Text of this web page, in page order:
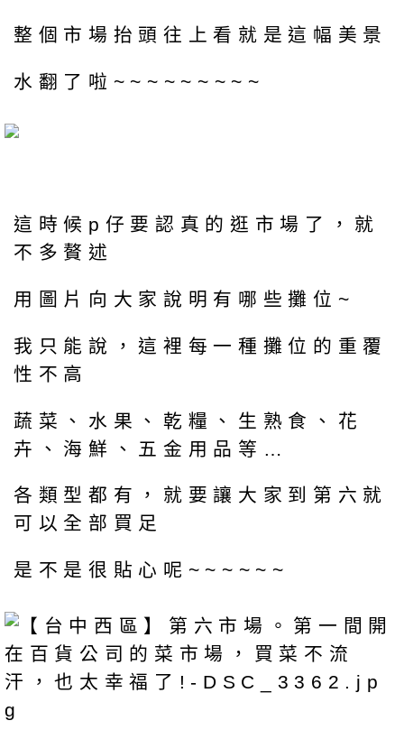
整個市場抬頭往上看就是這幅美景
水翻了啦~~~~~~~~~
這時候p仔要認真的逛市場了，就
不多贅述
用圖片向大家說明有哪些攤位~
我只能說，這裡每一種攤位的重覆
性不高
蔬菜、水果、乾糧、生熟食、花
卉、海鮮、五金用品等…
各類型都有，就要讓大家到第六就
可以全部買足
是不是很貼心呢~~~~~~